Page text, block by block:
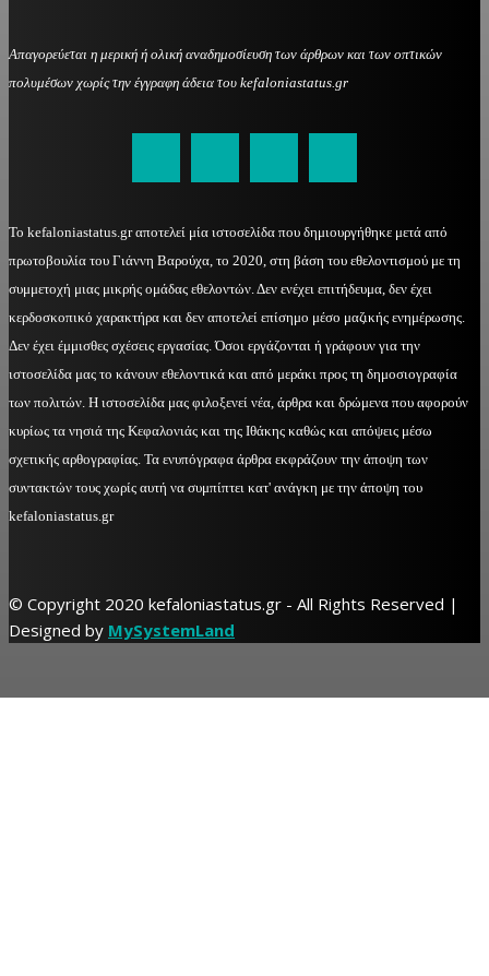
Απαγορεύεται η μερική ή ολική αναδημοσίευση των άρθρων και των οπτικών
πολυμέσων χωρίς την έγγραφη άδεια του kefaloniastatus.gr
Το kefaloniastatus.gr αποτελεί μία ιστοσελίδα που δημιουργήθηκε μετά από
πρωτοβουλία του Γιάννη Βαρούχα, το 2020, στη βάση του εθελοντισμού με τη
συμμετοχή μιας μικρής ομάδας εθελοντών. Δεν ενέχει επιτήδευμα, δεν έχει
κερδοσκοπικό χαρακτήρα και δεν αποτελεί επίσημο μέσο μαζικής ενημέρωσης.
Δεν έχει έμμισθες σχέσεις εργασίας. Όσοι εργάζονται ή γράφουν για την
ιστοσελίδα μας το κάνουν εθελοντικά και από μεράκι προς τη δημοσιογραφία
των πολιτών. Η ιστοσελίδα μας φιλοξενεί νέα, άρθρα και δρώμενα που αφορούν
κυρίως τα νησιά της Κεφαλονιάς και της Ιθάκης καθώς και απόψεις μέσω
σχετικής αρθογραφίας. Τα ενυπόγραφα άρθρα εκφράζουν την άποψη των
συντακτών τους χωρίς αυτή να συμπίπτει κατ' ανάγκη με την άποψη του
kefaloniastatus.gr
© Copyright 2020 kefaloniastatus.gr - All Rights Reserved |
Designed by MySystemLand